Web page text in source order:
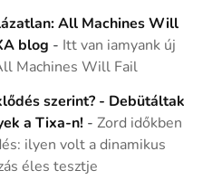
All Machines Will
blog - Itt van iamyank új
Machines Will Fail
szerint? - Debütáltak
a Tixa-n! -Zord időkben
ilyen volt a dinamikus
éles tesztje